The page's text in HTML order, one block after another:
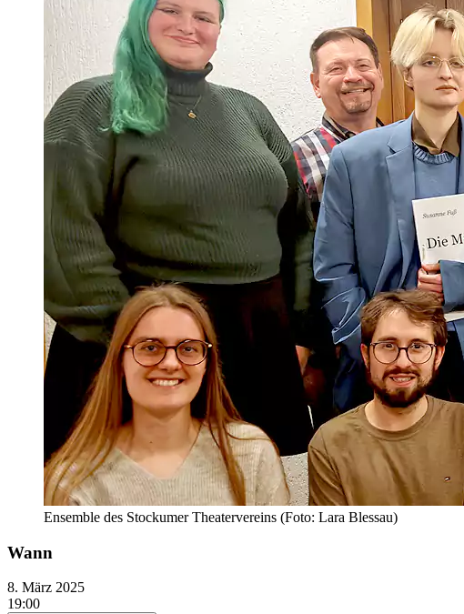
Ensemble des Stockumer Theatervereins (Foto: Lara Blessau)
Wann
8. März 2025
19:00